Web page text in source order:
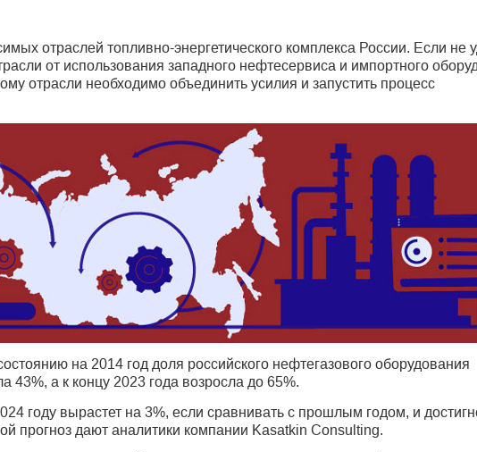
отраслей топливно-энергетического комплекса России. Если не
от использования западного нефтесервиса и импортного
отрасли необходимо объединить усилия и запустить процесс
на 2014 год доля российского нефтегазового оборудования
43%, а к концу 2023 года возросла до 65%.
году вырастет на 3%, если сравнивать с прошлым годом, и
прогноз дают аналитики компании Kasatkin Consulting.